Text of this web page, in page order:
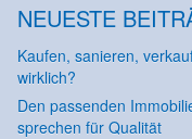
NEUESTE
Kaufen, sanieren,
wirklich?
Den passenden
sprechen für Qualität